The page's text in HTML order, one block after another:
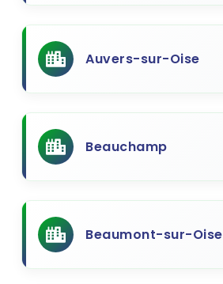
Auvers-sur-Oise
Beauchamp
Beaumont-sur-Oise